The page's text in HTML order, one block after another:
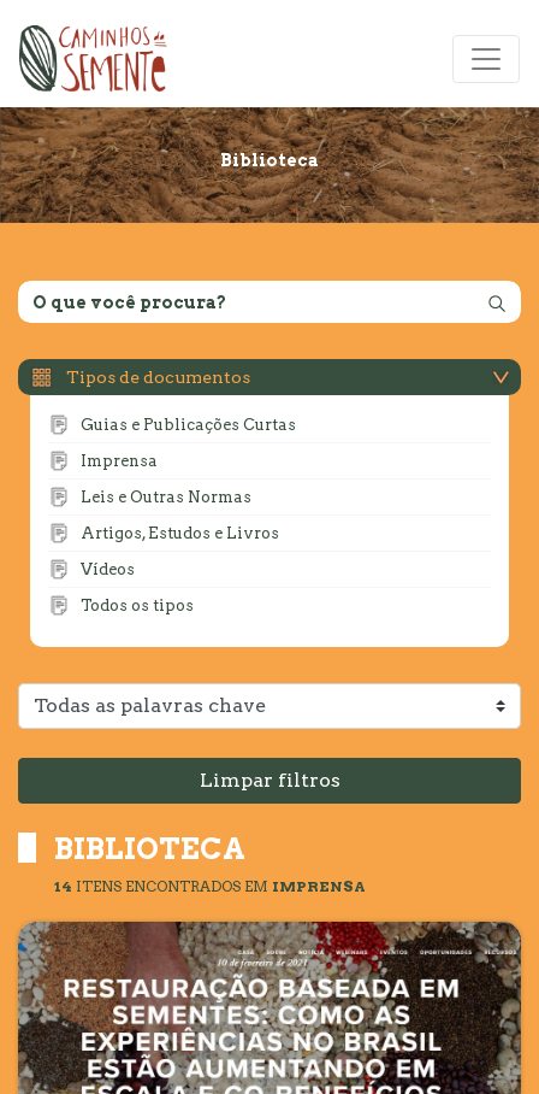
Biblioteca
Tipos de documentos
Guias e Publicações Curtas
Imprensa
Leis e Outras Normas
Artigos, Estudos e Livros
Vídeos
Todos os tipos
Limpar filtros
BIBLIOTECA
14 ITENS ENCONTRADOS EM IMPRENSA